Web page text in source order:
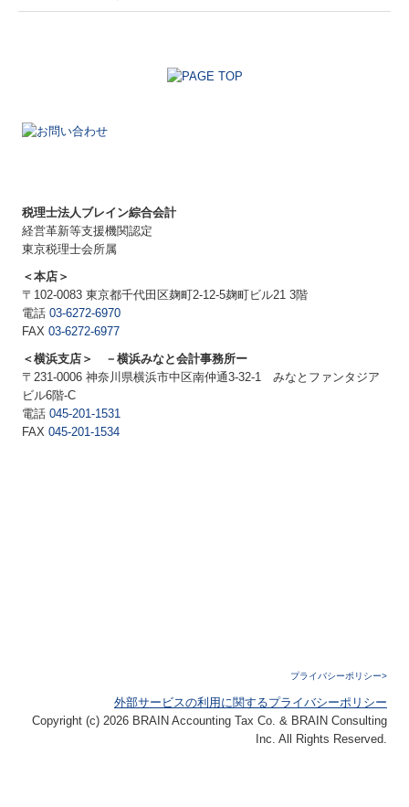
税理士法人ブレイン綜合会計
経営革新等支援機関認定
東京税理士会所属
＜本店＞
〒102-0083 東京都千代田区麹町2-12-5麹町ビル21 3階
電話03-6272-6970
FAX03-6272-6977
＜横浜支店＞ －横浜みなと会計事務所ー
〒231-0006 神奈川県横浜市中区南仲通3-32-1 みなとファンタジア
ビル6階-C
電話045-201-1531
FAX045-201-1534
プライバシーポリシー>
外部サービスの利用に関するプライバシーポリシー
Copyright (c) 2026 BRAIN Accounting Tax Co. & BRAIN Consulting
Inc. All Rights Reserved.